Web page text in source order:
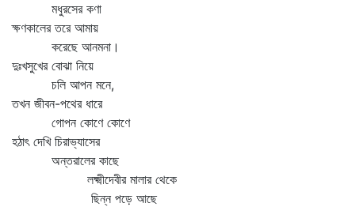
মধুরসের কণা
ক্ষণকালের তরে আমায়
করেছে আনমনা।
দুঃখসুখের বোঝা নিয়ে
চলি আপন মনে,
তখন জীবন-পথের ধারে
গোপন কোণে কোণে
হঠাৎ দেখি চিরাভ্যাসের
অন্তরালের কাছে
লক্ষ্মীদেবীর মালার থেকে
ছিন্ন পড়ে আছে